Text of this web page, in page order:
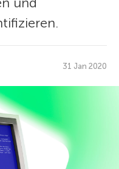
31 Jan 2020